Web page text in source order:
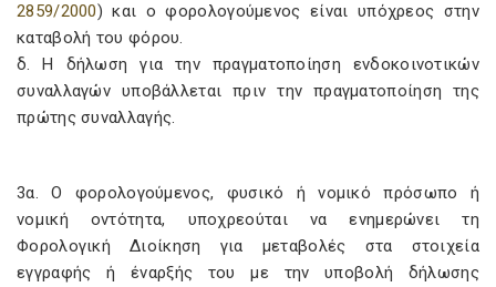
2859/2000) και ο φορολογούμενος είναι υπόχρεος στην
καταβολή του φόρου.
δ. Η δήλωση για την πραγματοποίηση ενδοκοινοτικών
συναλλαγών υποβάλλεται πριν την πραγματοποίηση της
πρώτης συναλλαγής.
3α. Ο φορολογούμενος, φυσικό ή νομικό πρόσωπο ή
νομική οντότητα, υποχρεούται να ενημερώνει τη
Φορολογική Διοίκηση για μεταβολές στα στοιχεία
εγγραφής ή έναρξής του με την υποβολή δήλωσης